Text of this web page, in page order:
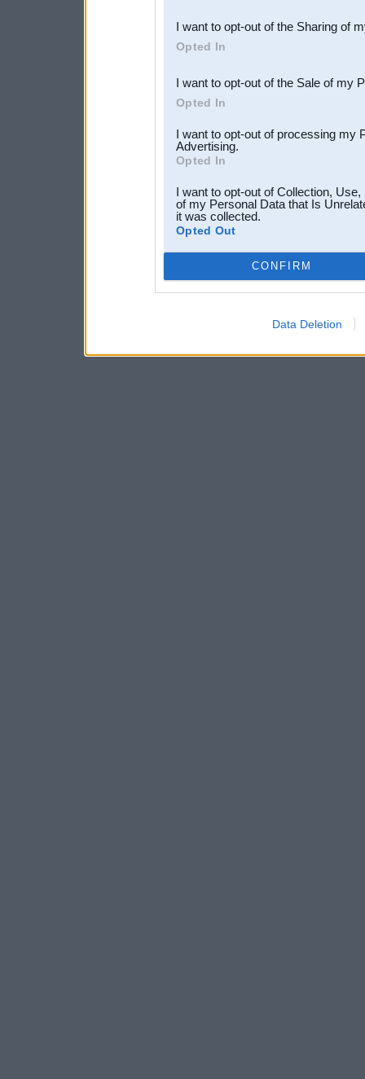
Downstream Participants
third parties.
I want to opt-out of the Sharing of
Opted In
I want to opt-out of the Sale of my
Opted In
I want to opt-out of processing my
Advertising.
Opted In
I want to opt-out of Collection,
of my Personal Data that Is
it was collected.
Opted Out
CONFIRM
Data Deletion